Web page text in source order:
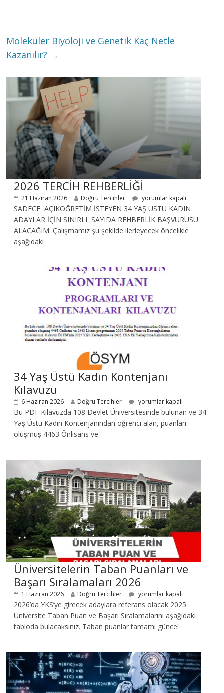
Moleküler Biyoloji ve Genetik Kaç Netle
Kazanılır? →
2026 TERCİH REHBERLİĞİ
21 Haziran 2026 Doğru Tercihler yorumlar kapalı
SADECE AÇIKÖĞRETİM İSTEYEN 34 YAŞ ÜSTÜ KADIN
ADAYLAR İÇİN SINIRLI SAYIDA REHBERLİK BAŞVURUSU
ALACAĞIM. Çalışmamız şu şekilde ilerleyecek öncelikle
aşağıdaki
34 Yaş Üstü Kadın Kontenjanı
Kılavuzu
6 Haziran 2026 Doğru Tercihler yorumlar kapalı
Bu PDF Kılavuzda 108 Devlet Üniversitesinde bulunan ve 34
Yaş Üstü Kadın Kontenjanından öğrenci alan, puanları
oluşmuş 4463 Önlisans ve
Üniversitelerin Taban Puanları ve
Başarı Sıralamaları 2026
1 Haziran 2026 Doğru Tercihler yorumlar kapalı
2026’da YKS’ye girecek adaylara referans olacak 2025
Üniversite Taban Puan ve Başarı Sıralamalarını aşağıdaki
tabloda bulacaksınız. Taban puanlar tamamı güncel